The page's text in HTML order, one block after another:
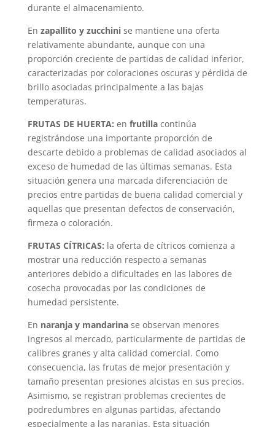
durante el almacenamiento.
En zapallito y zucchinise mantiene una oferta
relativamente abundante, aunque con una
proporción creciente de partidas de calidad inferior,
caracterizadas por coloraciones oscuras y pérdida de
brillo asociadas principalmente a las bajas
temperaturas.
FRUTAS DE HUERTA: en frutillacontinúa
registrándose una importante proporción de
descarte debido a problemas de calidad asociados al
exceso de humedad de las últimas semanas. Esta
situación genera una marcada diferenciación de
precios entre partidas de buena calidad comercial y
aquellas que presentan defectos de conservación,
firmeza o coloración.
FRUTAS CÍTRICAS: la oferta de cítricos comienza a
mostrar una reducción respecto a semanas
anteriores debido a dificultades en las labores de
cosecha provocadas por las condiciones de
humedad persistente.
En naranja y mandarinase observan menores
ingresos al mercado, particularmente de partidas de
calibres granes y alta calidad comercial. Como
consecuencia, las frutas de mejor presentación y
tamaño presentan presiones alcistas en sus precios.
Asimismo, se registran problemas crecientes de
podredumbres en algunas partidas, afectando
especialmente a las naranjas. Esta situación